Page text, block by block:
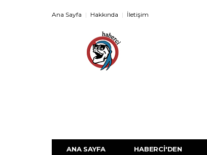
Ana Sayfa Hakkında İletişim
ANA SAYFA HABERCI'DEN